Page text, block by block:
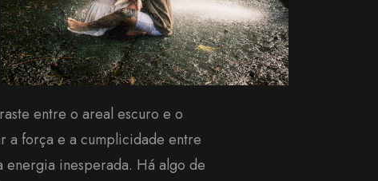
entre o areal escuro e o
a força e a cumplicidade entre
energia inesperada. Há algo de